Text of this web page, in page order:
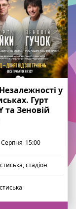
у
Гурт
та Зеновій
Серпня 15:00
стадіон